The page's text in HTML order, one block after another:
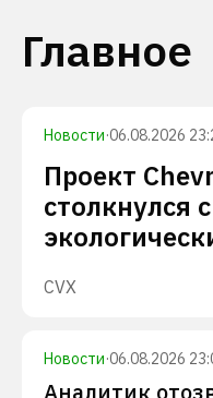
Главное
Новости·06.08.2026
Проект
столкнулся
CVX
Новости·06.08.2026
Аналитик